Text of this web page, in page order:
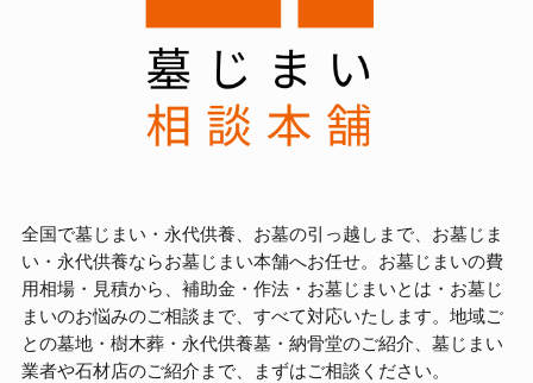
全国で墓じまい・永代供養、お墓の引っ越しまで、お墓じま
い・永代供養ならお墓じまい本舗へお任せ。お墓じまいの費
用相場・見積から、補助金・作法・お墓じまいとは・お墓じ
まいのお悩みのご相談まで、すべて対応いたします。地域ご
との墓地・樹木葬・永代供養墓・納骨堂のご紹介、墓じまい
業者や石材店のご紹介まで、まずはご相談ください。